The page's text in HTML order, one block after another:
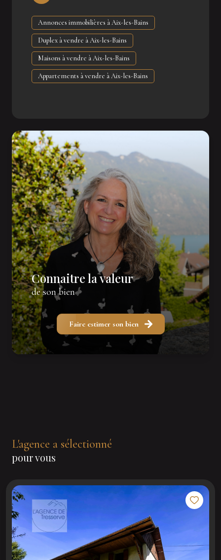
Annonces immobilières à Aix-les-Bains
Duplex à vendre à Aix-les-Bains
Maisons à vendre à Aix-les-Bains
Appartements à vendre à Aix-les-Bains
Connaitre la valeur
de son bien
Faire estimer son bien
d'échanger avec vous et de donner vie à votre projet
immobilier.
L'agence a sélectionné
pour vous